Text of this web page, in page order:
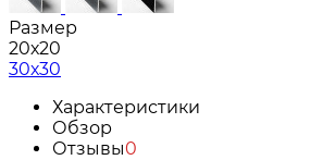
Размер
20х20
30х30
Характеристики
Обзор
Отзывы0